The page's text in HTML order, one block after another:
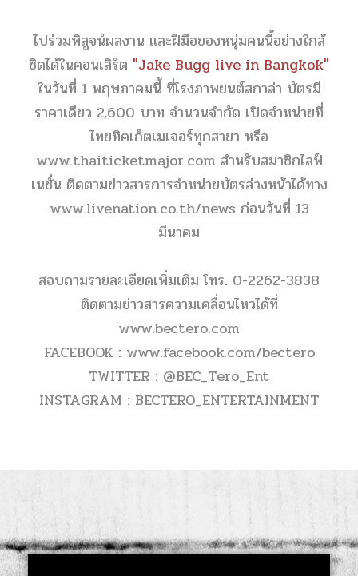
ไปร่วมพิสูจน์ผลงาน และฝีมือของหนุ่มคนนี้อย่างใกล้
ชิดได้ในคอนเสิร์ต "Jake Bugg live in Bangkok"
ในวันที่ 1 พฤษภาคมนี้ ที่โรงภาพยนต์สกาล่า บัตรมี
ราคาเดียว 2,600 บาท จำนวนจำกัด เปิดจำหน่ายที่
ไทยทิคเก็ตเมเจอร์ทุกสาขา หรือ
www.thaiticketmajor.com สำหรับสมาชิกไลฟ์
เนชั่น ติดตามข่าวสารการจำหน่ายบัตรล่วงหน้าได้ทาง
www.livenation.co.th/news ก่อนวันที่ 13
มีนาคม
สอบถามรายละเอียดเพิ่มเติม โทร. 0-2262-3838
ติดตามข่าวสารความเคลื่อนไหวได้ที่
www.bectero.com
FACEBOOK : www.facebook.com/bectero
TWITTER : @BEC_Tero_Ent
INSTAGRAM : BECTERO_ENTERTAINMENT